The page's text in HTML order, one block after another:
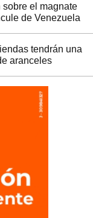
sobre el magnate
de Venezuela
tendrán una
aranceles